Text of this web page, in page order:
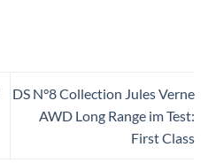
DS N°8 Collection Jules Verne
AWD Long Range im Test:
First Class